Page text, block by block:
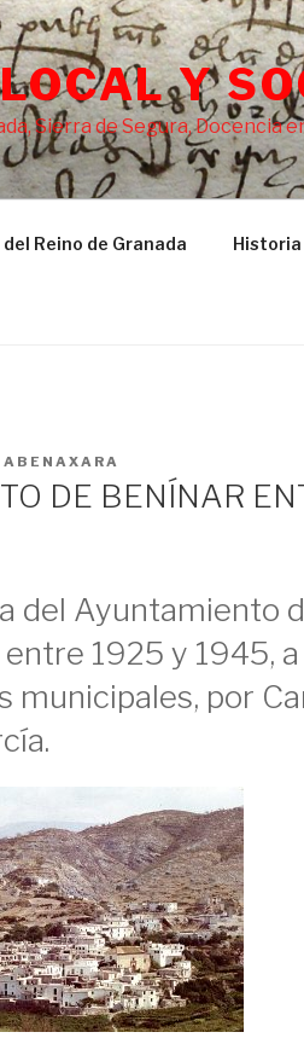
Y
Sierra de Segura, Docencia
Reino de Granada Historia
ABENAXARA
DE BENÍNAR
del Ayuntamiento
1925 y 1945, a
municipales, por